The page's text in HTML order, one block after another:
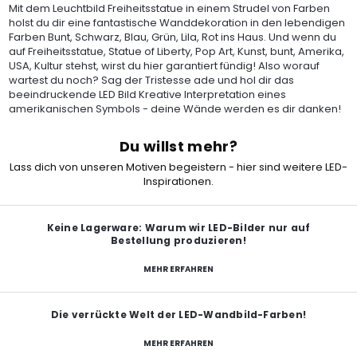
Mit dem Leuchtbild Freiheitsstatue in einem Strudel von Farben
holst du dir eine fantastische Wanddekoration in den lebendigen
Farben Bunt, Schwarz, Blau, Grün, Lila, Rot ins Haus. Und wenn du
auf Freiheitsstatue, Statue of Liberty, Pop Art, Kunst, bunt, Amerika,
USA, Kultur stehst, wirst du hier garantiert fündig! Also worauf
wartest du noch? Sag der Tristesse ade und hol dir das
beeindruckende LED Bild Kreative Interpretation eines
amerikanischen Symbols - deine Wände werden es dir danken!
Du willst mehr?
Lass dich von unseren Motiven begeistern - hier sind weitere LED-
Inspirationen.
Keine Lagerware: Warum wir LED-Bilder nur auf
Bestellung produzieren!
MEHR ERFAHREN
Die verrückte Welt der LED-Wandbild-Farben!
MEHR ERFAHREN